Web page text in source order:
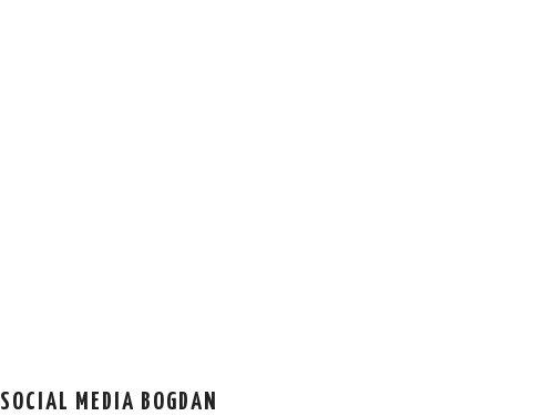
SOCIAL MEDIA BOGDAN